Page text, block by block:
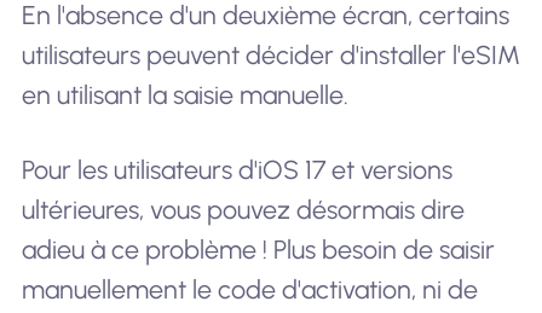
En l'absence d'un deuxième écran, certains
utilisateurs peuvent décider d'installer l'eSIM
en utilisant la saisie manuelle.
Pour les utilisateurs d'iOS 17 et versions
ultérieures, vous pouvez désormais dire
adieu à ce problème ! Plus besoin de saisir
manuellement le code d'activation, ni de